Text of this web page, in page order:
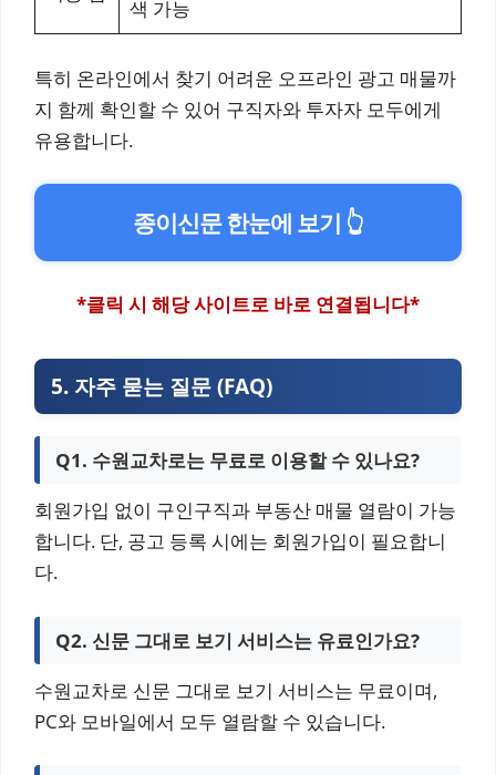
색 가능
특히 온라인에서 찾기 어려운 오프라인 광고 매물까
지 함께 확인할 수 있어 구직자와 투자자 모두에게
유용합니다.
종이신문 한눈에 보기 👆
*클릭 시 해당 사이트로 바로 연결됩니다*
5. 자주 묻는 질문 (FAQ)
Q1. 수원교차로는 무료로 이용할 수 있나요?
회원가입 없이 구인구직과 부동산 매물 열람이 가능
합니다. 단, 공고 등록 시에는 회원가입이 필요합니
다.
Q2. 신문 그대로 보기 서비스는 유료인가요?
수원교차로 신문 그대로 보기 서비스는 무료이며,
PC와 모바일에서 모두 열람할 수 있습니다.